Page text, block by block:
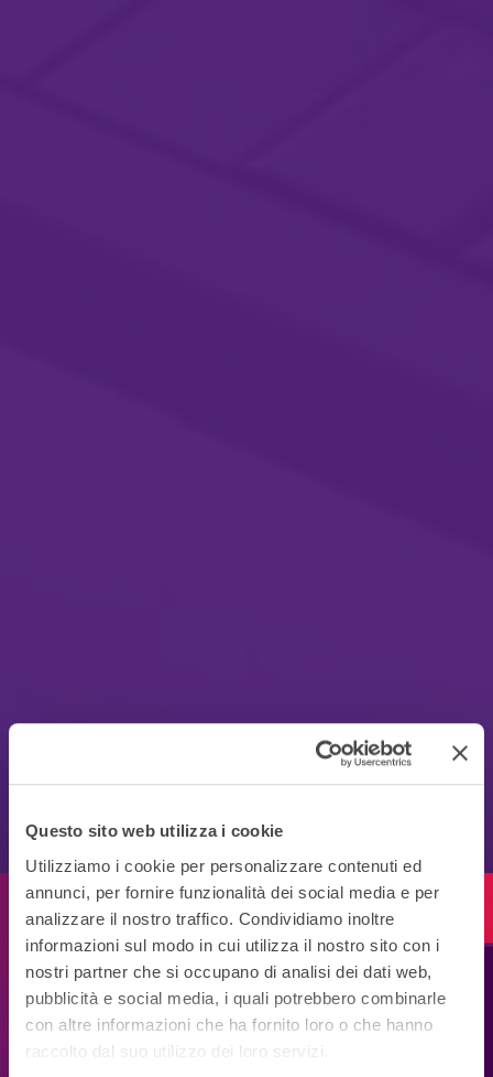
Questo sito web utilizza i cookie
Utilizziamo i cookie per personalizzare contenuti ed
annunci, per fornire funzionalità dei social media e per
analizzare il nostro traffico. Condividiamo inoltre
informazioni sul modo in cui utilizza il nostro sito con i
nostri partner che si occupano di analisi dei dati web,
pubblicità e social media, i quali potrebbero combinarle
con altre informazioni che ha fornito loro o che hanno
raccolto dal suo utilizzo dei loro servizi.
Technology
Solutions
Noleggio Stampanti
Il noleggio stampanti, multifunzione e